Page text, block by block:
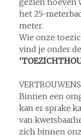
het 25-
meter.
Wie onze
vind je onder
Binnen een
kan er sprake
van
zich binnen